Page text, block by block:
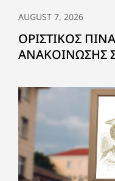
AUGUST 7, 2026
ΟΡΙΣΤΙΚΟΣ
ΑΝΑΚΟΙΝΩΣΗΣ